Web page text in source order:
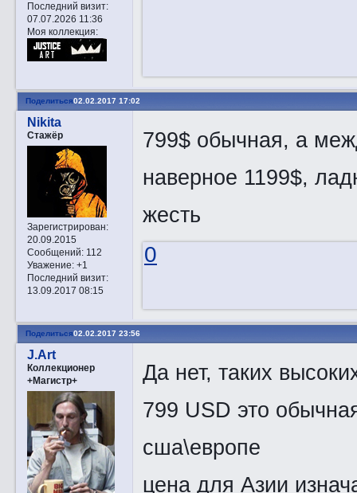
Последний визит:
07.07.2026 11:36
Моя коллекция:
Поделиться02.02.2017 17:02
Nikita
Стажёр
Зарегистрирован:
20.09.2015
Сообщений:112
Уважение: +1
Последний визит:
13.09.2017 08:15
799$ обычная, а
наверное 1199$,
жесть
0
Поделиться02.02.2017 23:56
J.Art
Коллекционер
+Магистр+
Да нет, таких
799 USD это
сша\европе
цена для Азии